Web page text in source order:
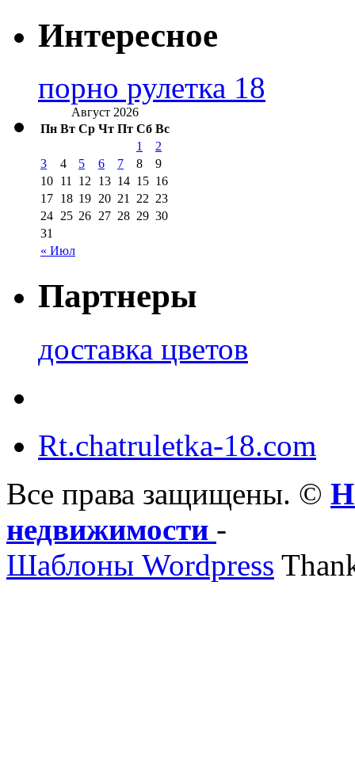
Интересное
порно рулетка 18
Август 2026
Пн Вт Ср Чт Пт Сб Вс
« Июл
1
2
3
4 5 6 7 8
9
10 11 12 13 14 15 16
17 18 19 20 21 22 23
24 25 26 27 28 29 30
31
Партнеры
доставка цветов
Rt.chatruletka-18.com
Все права защищены. ©
недвижимости -
Шаблоны Wordpress